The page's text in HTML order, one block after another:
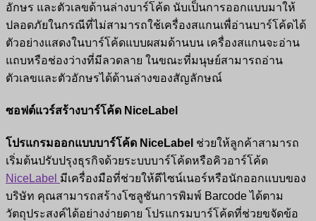
อักษร และตัวเลขด้านล่างบาร์โค้ด นับเป็นการออกแบบมาให้
ปลอดภัยในกรณีที่ไม่สามารถใช้เครื่องสแกนเพื่อ่านบาร์โค้ดได้
ตัวอย่างแสดงในบาร์โค้ดแบบผสมด้านบน เครื่องสแกนจะอ่าน
แถบหรือช่องว่างที่มีลวดลาย ในขณะที่มนุษย์สามารถอ่าน
ตัวเลขและตัวอักษรได้ด้านล่างของสัญลักษณ์
ซอฟต์แวร์สร้างบาร์โค้ด NiceLabel
โปรแกรมออกแบบบาร์โค้ด NiceLabel ช่วยให้ลูกค้าสามารถ
เริ่มต้นปรับปรุงธุรกิจด้วยระบบบาร์โค้ดหรือคิวอาร์โค้ด
NiceLabel มีเครื่องมือที่ช่วยให้ดีไซน์เนอร์หรือนักออกแบบของ
บริษัท คุณสามารถสร้างโซลูชันการพิมพ์ Barcode ได้ตาม
วัตถุประสงค์ได้อย่างง่ายดาย โปรแกรมบาร์โค้ดที่ช่วยขจัดข้อ